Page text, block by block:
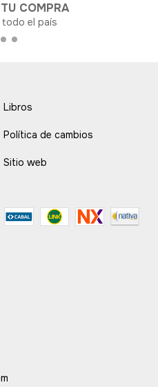
COMPRA
el país
Libros
Política de cambios
Sitio web